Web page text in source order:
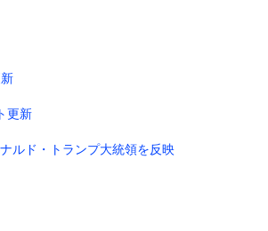
更新
ルド・トランプ大統領を反映